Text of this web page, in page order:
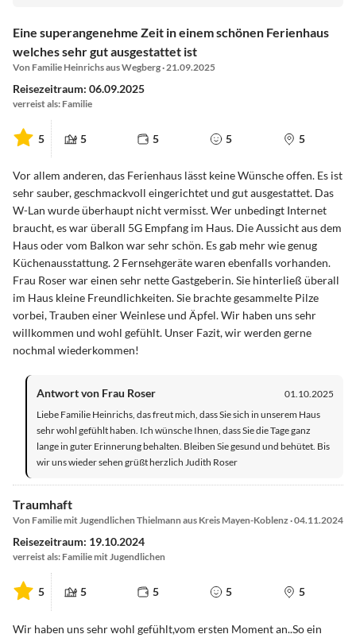
Eine superangenehme Zeit in einem schönen Ferienhaus
welches sehr gut ausgestattet ist
Von Familie Heinrichs aus Wegberg · 21.09.2025
Reisezeitraum: 06.09.2025
verreist als: Familie
5 5 5 5 5
Vor allem anderen, das Ferienhaus lässt keine Wünsche offen. Es ist
sehr sauber, geschmackvoll eingerichtet und gut ausgestattet. Das
W-Lan wurde überhaupt nicht vermisst. Wer unbedingt Internet
braucht, es war überall 5G Empfang im Haus. Die Aussicht aus dem
Haus oder vom Balkon war sehr schön. Es gab mehr wie genug
Küchenausstattung. 2 Fernsehgeräte waren ebenfalls vorhanden.
Frau Roser war einen sehr nette Gastgeberin. Sie hinterließ überall
im Haus kleine Freundlichkeiten. Sie brachte gesammelte Pilze
vorbei, Trauben einer Weinlese und Äpfel. Wir haben uns sehr
willkommen und wohl gefühlt. Unser Fazit, wir werden gerne
nochmal wiederkommen!
Antwort von Frau Roser
01.10.2025
Liebe Familie Heinrichs, das freut mich, dass Sie sich in unserem Haus
sehr wohl gefühlt haben. Ich wünsche Ihnen, dass Sie die Tage ganz
lange in guter Erinnerung behalten. Bleiben Sie gesund und behütet. Bis
wir uns wieder sehen grüßt herzlich Judith Roser
Traumhaft
Von Familie mit Jugendlichen Thielmann aus Kreis Mayen-Koblenz · 04.11.2024
Reisezeitraum: 19.10.2024
verreist als: Familie mit Jugendlichen
5 5 5 5 5
Wir haben uns sehr wohl gefühlt,vom ersten Moment an..So ein